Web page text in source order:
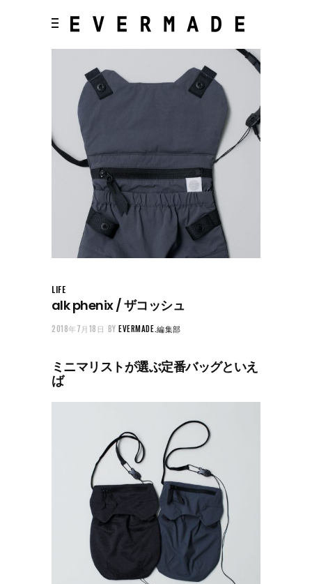
LIFE
alk phenix / ザコッシュ
2018年7月18日 BYEVERMADE.編集部
ミニマリストが選ぶ定番バッグといえ
ば